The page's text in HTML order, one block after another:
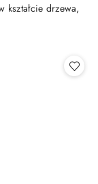
kształcie drzewa,